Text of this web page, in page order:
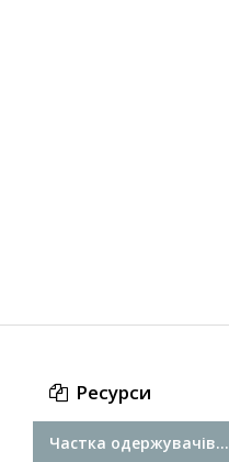
Ресурси
Частка одержувачів...